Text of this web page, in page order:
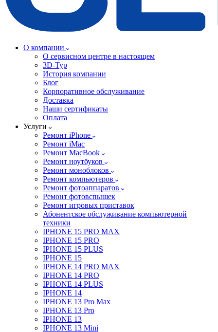
О компании
О сервисном центре в настоящем
3D-Тур
История компании
Блог
Корпоративное обслуживание
Доставка
Наши сертификаты
Оплата
Услуги
Ремонт iPhone
Ремонт iMac
Ремонт MacBook
Ремонт ноутбуков
Ремонт моноблоков
Ремонт компьютеров
Ремонт фотоаппаратов
Ремонт фотовспышек
Ремонт игровых приставок
Абонентское обслуживание компьютерной
техники
IPHONE 15 PRO MAX
IPHONE 15 PRO
IPHONE 15 PLUS
IPHONE 15
IPHONE 14 PRO MAX
IPHONE 14 PRO
IPHONE 14 PLUS
IPHONE 14
IPHONE 13 Pro Max
IPHONE 13 Pro
IPHONE 13
IPHONE 13 Mini